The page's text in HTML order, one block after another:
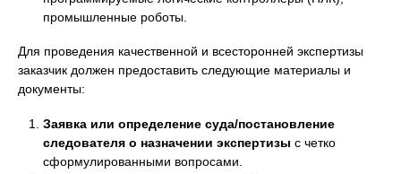
промышленные роботы.
Для проведения качественной и всесторонней экспертизы
заказчик должен предоставить следующие материалы и
документы:
Заявка или определение суда/постановление
следователя о назначении экспертизы с четко
сформулированными вопросами.